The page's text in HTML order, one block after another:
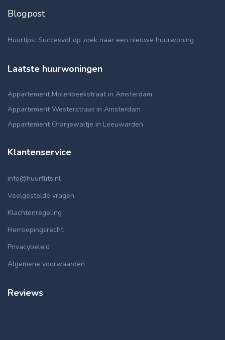
Blogpost
Huurtips: Succesvol op zoek naar een nieuwe huurwoning
Laatste huurwoningen
Appartement Molenbeekstraat in Amsterdam
Appartement Westerstraat in Amsterdam
Appartement Oranjewaltje in Leeuwarden
Klantenservice
info@huurflits.nl
Veelgestelde vragen
Klachtenregeling
Herroepingsrecht
Privacybeleid
Algemene voorwaarden
Reviews